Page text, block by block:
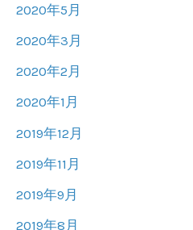
2020年5月
2020年3月
2020年2月
2020年1月
2019年12月
2019年11月
2019年9月
2019年8月